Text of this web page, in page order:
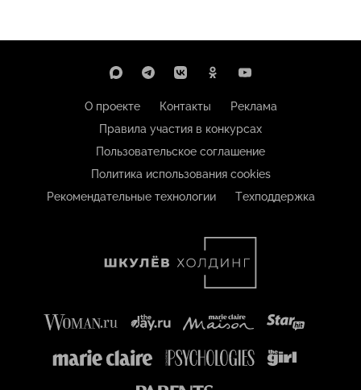
О проекте Контакты
Реклама
Правила участия в конкурсах
Пользовательское соглашение
Политика использования cookies
Рекомендательные технологии
Техподдержка